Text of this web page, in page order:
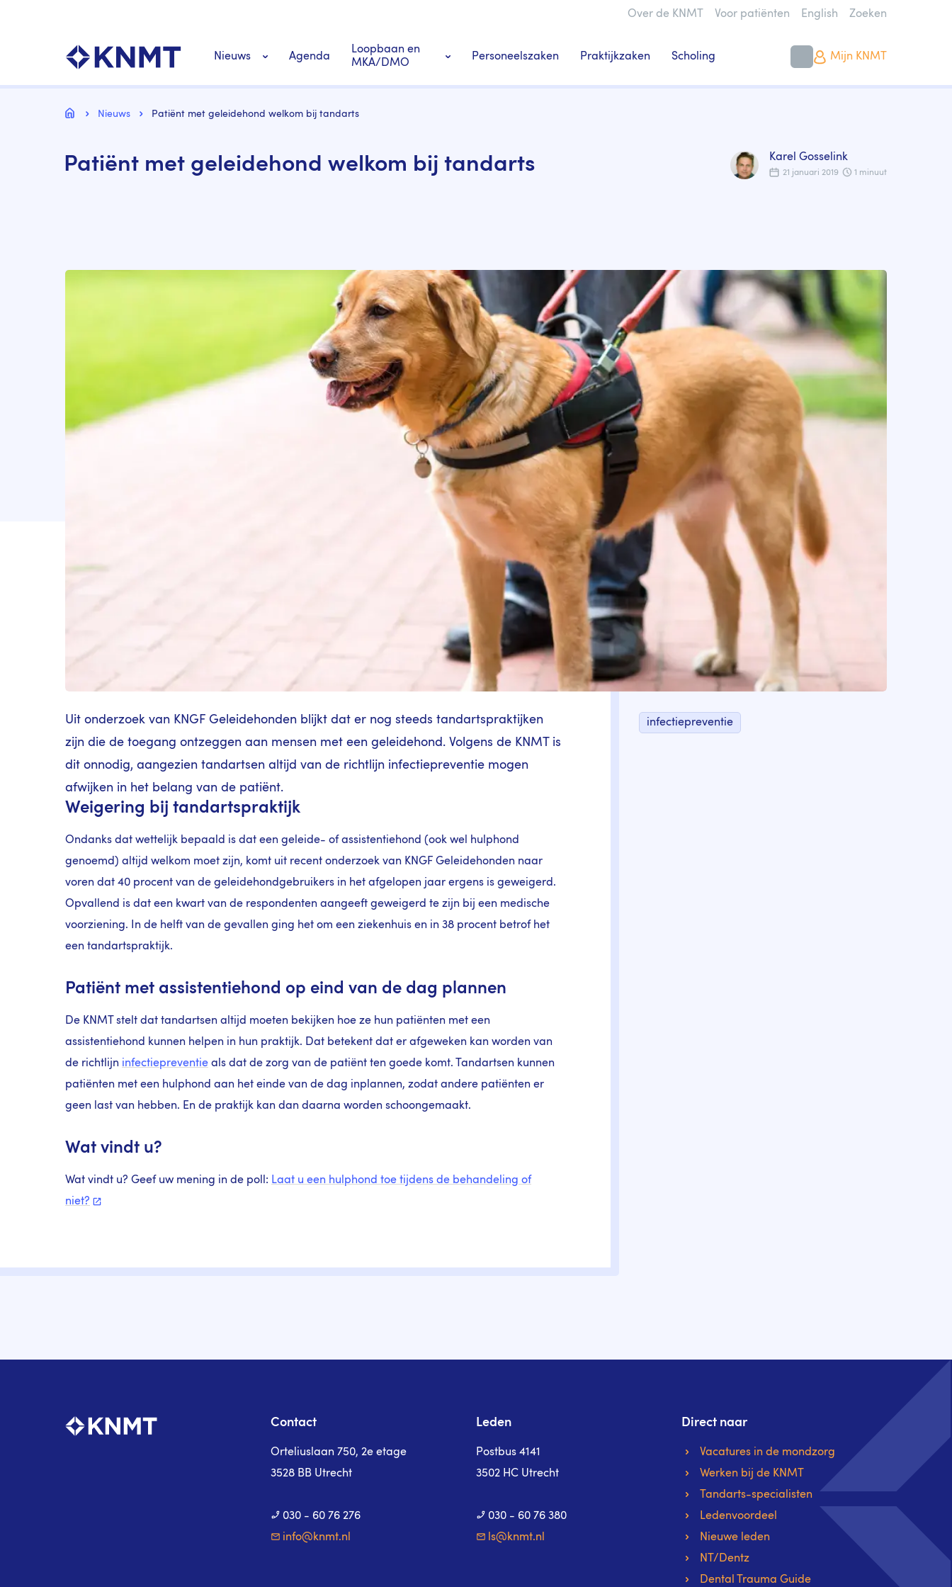
Over de KNMT Voor patiënten English
Zoeken
Nieuws Agenda
Loopbaan en
MKA/DMO
Personeelszaken Praktijkzaken Scholing Mijn KNMT
Kruimelpad
HomeNieuws Patiënt met geleidehond welkom bij tandarts
Patiënt met geleidehond welkom bij tandarts Karel Gosselink
21 januari 2019 1 minuut
Image
Uit onderzoek van KNGF Geleidehonden blijkt dat er nog steeds tandartspraktijken
zijn die de toegang ontzeggen aan mensen met een geleidehond. Volgens de KNMT is
dit onnodig, aangezien tandartsen altijd van de richtlijn infectiepreventie mogen
afwijken in het belang van de patiënt.
Weigering bij tandartspraktijk
Ondanks dat wettelijk bepaald is dat een geleide- of assistentiehond (ook wel hulphond
genoemd) altijd welkom moet zijn, komt uit recent onderzoek van KNGF Geleidehonden naar
voren dat 40 procent van de geleidehondgebruikers in het afgelopen jaar ergens is geweigerd.
Opvallend is dat een kwart van de respondenten aangeeft geweigerd te zijn bij een medische
voorziening. In de helft van de gevallen ging het om een ziekenhuis en in 38 procent betrof het
een tandartspraktijk.
Patiënt met assistentiehond op eind van de dag plannen
De KNMT stelt dat tandartsen altijd moeten bekijken hoe ze hun patiënten met een
assistentiehond kunnen helpen in hun praktijk. Dat betekent dat er afgeweken kan worden van
de richtlijn infectiepreventie als dat de zorg van de patiënt ten goede komt. Tandartsen kunnen
patiënten met een hulphond aan het einde van de dag inplannen, zodat andere patiënten er
geen last van hebben. En de praktijk kan dan daarna worden schoongemaakt.
Wat vindt u?
Wat vindt u? Geef uw mening in de poll: Laat u een hulphond toe tijdens de behandeling of
niet?
infectiepreventie
Contact
Orteliuslaan 750, 2e etage
3528 BB Utrecht
030 - 60 76 276
info@knmt.nl
Leden
Postbus 4141
3502 HC Utrecht
030 - 60 76 380
ls@knmt.nl
Direct naar
Vacatures in de mondzorg
Werken bij de KNMT
Tandarts-specialisten
Ledenvoordeel
Nieuwe leden
NT/Dentz
Dental Trauma Guide